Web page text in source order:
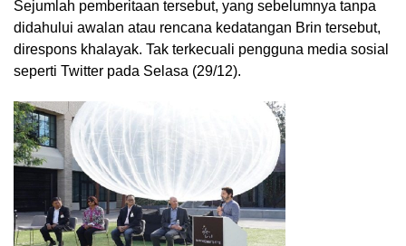
Sejumlah pemberitaan tersebut, yang sebelumnya tanpa
didahului awalan atau rencana kedatangan Brin tersebut,
direspons khalayak. Tak terkecuali pengguna media sosial
seperti Twitter pada Selasa (29/12).